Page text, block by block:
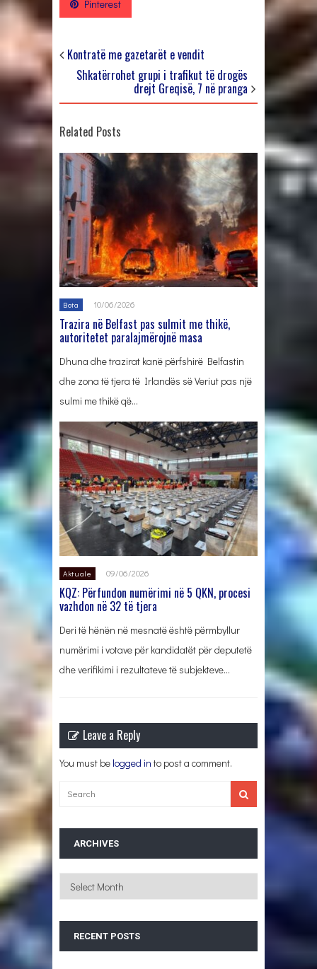
Pinterest
Kontratë me gazetarët e vendit
Shkatërrohet grupi i trafikut të drogës
drejt Greqisë, 7 në pranga
Related Posts
Bota 10/06/2026
Trazira në Belfast pas sulmit me thikë,
autoritetet paralajmërojnë masa
Dhuna dhe trazirat kanë përfshirë Belfastin
dhe zona të tjera të Irlandës së Veriut pas një
sulmi me thikë që…
Aktuale 09/06/2026
KQZ: Përfundon numërimi në 5 QKN, procesi
vazhdon në 32 të tjera
Deri të hënën në mesnatë është përmbyllur
numërimi i votave për kandidatët për deputetë
dhe verifikimi i rezultateve të subjekteve…
Leave a Reply
You must be logged in to post a comment.
ARCHIVES
Archives
RECENT POSTS